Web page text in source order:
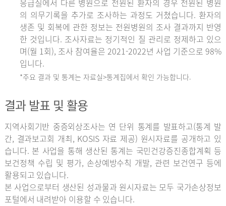
의 의무기록을 추가로 조사하는 과정도 거쳤습니다. 환자의
생존 및 회복에 관한 정보는 전원병원의 조사 결과까지 반영
한 것입니다. 조사자료는 정기적인 질 관리로 정제하고 있으
며(월 1회), 조사 참여율은 2021-2022년 사업 기준으로 98%
입니다.
*주요 결과 및 통계는 자료실>통계집에서 확인 가능합니다.
결과 발표 및 활용
지역사회기반 중증외상조사는 연 단위 통계를 발표하고(통계 발
간, 결과보고회 개최, KOSIS 자료 제공) 원시자료를 공개하고 있
습니다. 본 사업을 통해 생산된 통계는 국민건강증진종합계획 등
보건정책 수립 및 평가, 손상예방수칙 개발, 관련 보건연구 등에
활용되고 있습니다.
본 사업으로부터 생산된 성과물과 원시자료는 모두 국가손상정보
포털에서 내려받아 이용할 수 있습니다.